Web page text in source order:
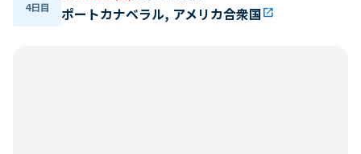
4日目 ポートカナベラル, アメリカ合衆国open_in_new